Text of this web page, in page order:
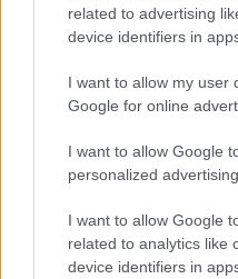
related to advertising
device identifiers in
I want to allow my user
Google for online
I want to allow Google
personalized advertising.
I want to allow Google
related to analytics like
device identifiers in
– De lurte på om jeg
skistjernen.
Therese Johaug med
Trondheim. Foto: